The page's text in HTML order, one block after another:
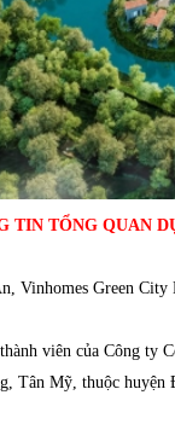
TIN TỔNG QUAN
Vinhomes Green
viên của Công ty
Tân Mỹ, thuộc huyện